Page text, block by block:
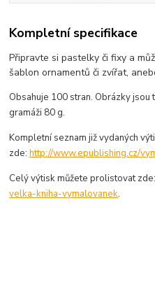
Kompletní specifikace
Připravte si pastelky či fixy a
šablon ornamentů či zvířat,
Obsahuje 100 stran. Obrázky jsou
gramáži 80 g.
Kompletní seznam již vydaných
zde:http://www.epublishing.cz/
Celý výtisk můžete prolistovat
velka-kniha-vymalovanek.